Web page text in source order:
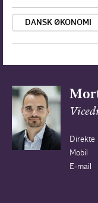
DANSK ØKONOMI
Direkte
Mobil
E-mail